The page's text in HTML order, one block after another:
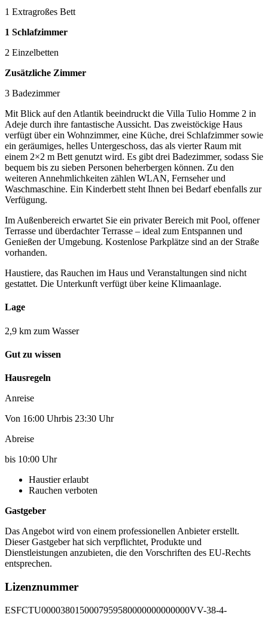
1 Extragroßes Bett
1 Schlafzimmer
2 Einzelbetten
Zusätzliche Zimmer
3 Badezimmer
Mit Blick auf den Atlantik beeindruckt die Villa Tulio Homme 2 in
Adeje durch ihre fantastische Aussicht. Das zweistöckige Haus
verfügt über ein Wohnzimmer, eine Küche, drei Schlafzimmer sowie
ein geräumiges, helles Untergeschoss, das als vierter Raum mit
einem 2×2 m Bett genutzt wird. Es gibt drei Badezimmer, sodass Sie
bequem bis zu sieben Personen beherbergen können. Zu den
weiteren Annehmlichkeiten zählen WLAN, Fernseher und
Waschmaschine. Ein Kinderbett steht Ihnen bei Bedarf ebenfalls zur
Verfügung.
Im Außenbereich erwartet Sie ein privater Bereich mit Pool, offener
Terrasse und überdachter Terrasse – ideal zum Entspannen und
Genießen der Umgebung. Kostenlose Parkplätze sind an der Straße
vorhanden.
Haustiere, das Rauchen im Haus und Veranstaltungen sind nicht
gestattet. Die Unterkunft verfügt über keine Klimaanlage.
Lage
2,9 km zum Wasser
Gut zu wissen
Hausregeln
Anreise
Von 16:00 Uhrbis 23:30 Uhr
Abreise
bis 10:00 Uhr
Haustier erlaubt
Rauchen verboten
Gastgeber
Das Angebot wird von einem professionellen Anbieter erstellt.
Dieser Gastgeber hat sich verpflichtet, Produkte und
Dienstleistungen anzubieten, die den Vorschriften des EU-Rechts
entsprechen.
Lizenznummer
ESFCTU0000380150007959580000000000000VV-38-4-